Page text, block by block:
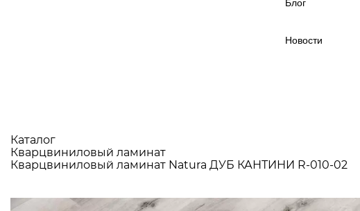
Блог
Новости
Каталог
Кварцвиниловый ламинат
Кварцвиниловый ламинат Natura ДУБ КАНТИНИ R-010-02